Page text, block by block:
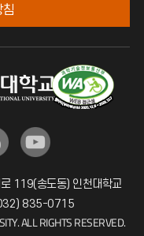
119(송도동) 인천대학교
835-0715
ALL RIGHTS RESERVED.